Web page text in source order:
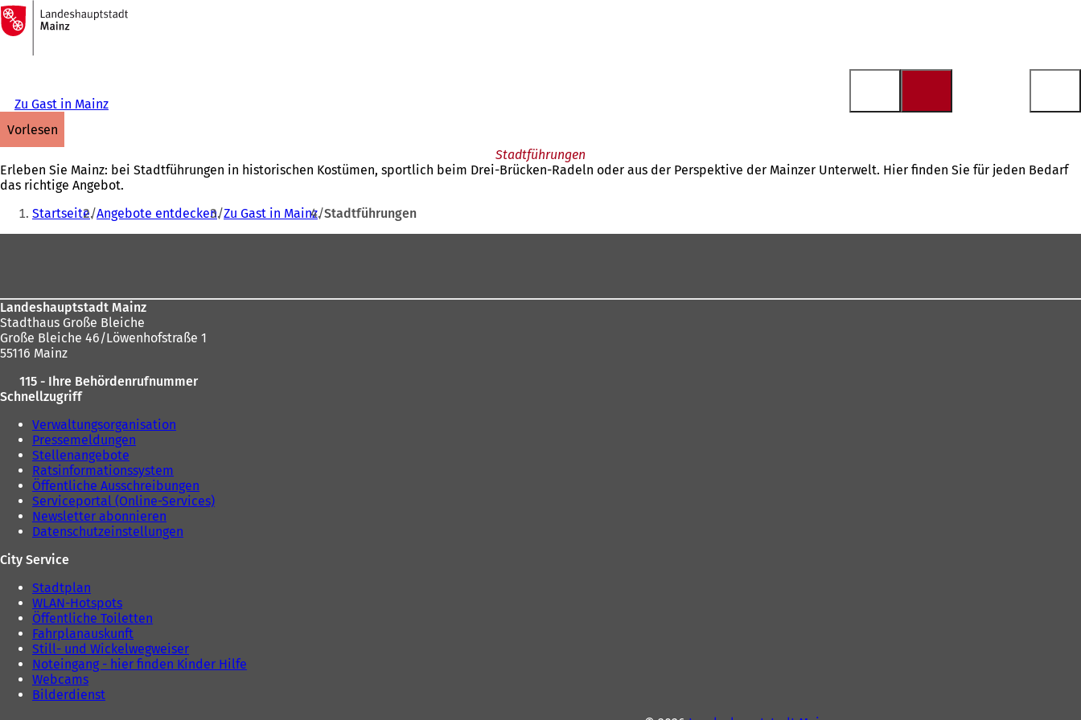
Inhalt anspringen
Zur
Startseite
Zu Gast in Mainz
vorlesen
Stadtführungen
Erleben Sie Mainz: bei Stadtführungen in historischen Kostümen, sportlich beim Drei-Brücken-Radeln oder aus der Perspektive der Mainzer Unterwelt. Hier finden Sie für jeden Bedarf
das richtige Angebot.
Sie
befinden
Startseite Angebote entdecken Zu Gast in Mainz Stadtführungen
Landeshauptstadt Mainz
Stadthaus Große Bleiche
Große Bleiche 46/Löwenhofstraße 1
55116 Mainz
115 - Ihre Behördenrufnummer
Schnellzugriff
Verwaltungsorganisation
Pressemeldungen
Stellenangebote
Ratsinformationssystem
Öffentliche Ausschreibungen
Serviceportal (Online-Services)
Newsletter abonnieren
Datenschutzeinstellungen
City Service
Stadtplan
WLAN-Hotspots
Öffentliche Toiletten
Fahrplanauskunft
Still- und Wickelwegweiser
Noteingang - hier finden Kinder Hilfe
Webcams
Bilderdienst